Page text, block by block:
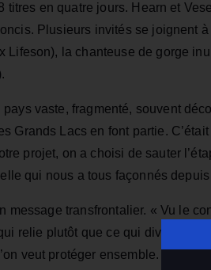
titres en quatre jours. Hearn et
Plusieurs invités se joignent
Lifeson), la chanteuse de gorge
vaste, fragmenté, souvent
Grands Lacs en font partie.
projet, on a choisi de sauter
qui nous a tous façonnés depuis
message transfrontalier. « Vu le
relie plutôt que ce qui divise.
veut protéger ensemble. »